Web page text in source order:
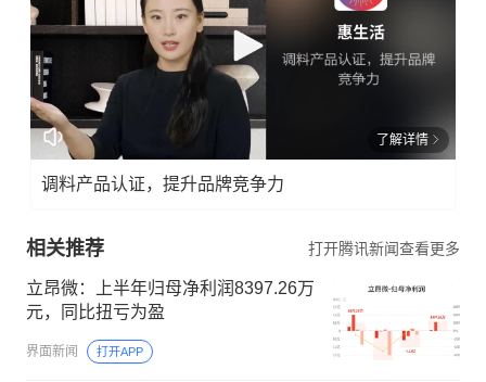
了解详情
调料产品认证，提升品牌竞争力
相关推荐 打开腾讯新闻查看更多
立昂微：上半年归母净利润8397.26万
元，同比扭亏为盈
界面新闻 打开APP